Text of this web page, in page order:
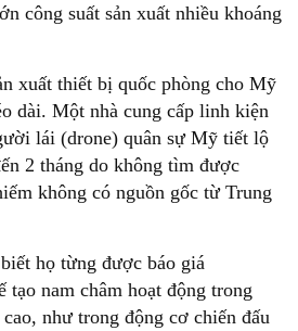
công suất sản xuất nhiều khoáng
xuất thiết bị quốc phòng cho Mỹ
dài. Một nhà cung cấp linh kiện
lái (drone) quân sự Mỹ tiết lộ
2 tháng do không tìm được
không có nguồn gốc từ Trung
họ từng được báo giá
tạo nam châm hoạt động trong
như trong động cơ chiến đấu